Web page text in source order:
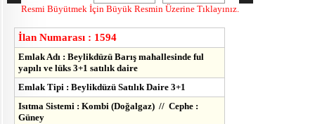
Resmi Büyütmek İçin Büyük Resmin Üzerine Tıklayınız.
İlan Numarası : 1594
Emlak Adı : Beylikdüzü Barış mahallesinde ful
yapılı ve lüks 3+1 satılık daire
Emlak Tipi : Beylikdüzü Satılık Daire 3+1
Isıtma Sistemi : Kombi (Doğalgaz) // Cephe :
Güney